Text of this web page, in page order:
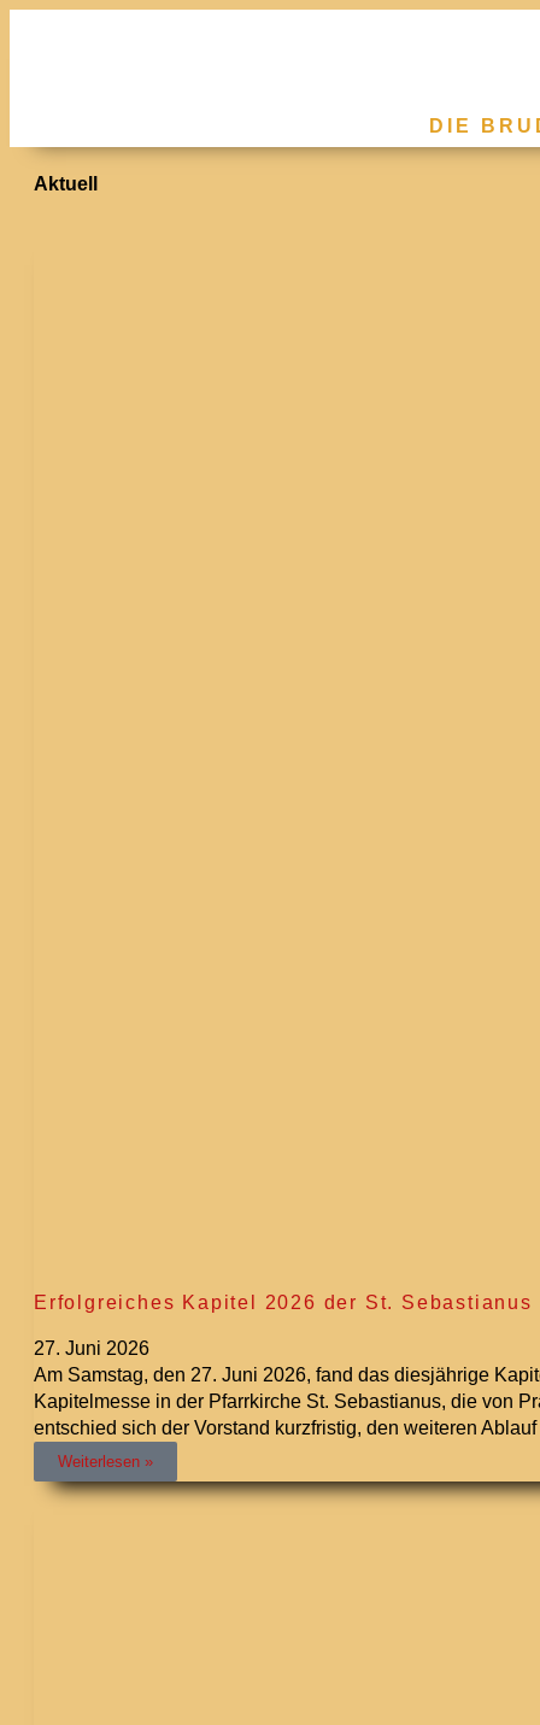
DIE
Aktuell
Erfolgreiches Kapitel 2026 der St.
27. Juni 2026
Am Samstag, den 27. Juni 2026, fand das diesjährige
Kapitelmesse in der Pfarrkirche St. Sebastianus, die von
entschied sich der Vorstand kurzfristig, den weiteren
Weiterlesen »